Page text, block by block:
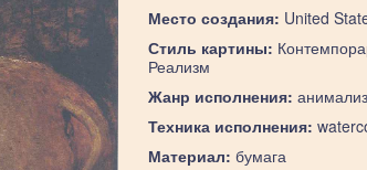
Место создания: United
Стиль картины:
Реализм
Жанр исполнения:
Техника исполнения:
Материал: бумага